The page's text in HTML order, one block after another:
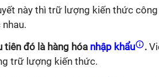
này thì trữ lượng kiến thức
nhau.
tiên đó là hàng hóa nhập khẩu .
trữ lượng kiến thức.